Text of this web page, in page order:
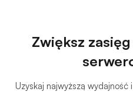
Zwiększ
Uzyskaj najwyższą